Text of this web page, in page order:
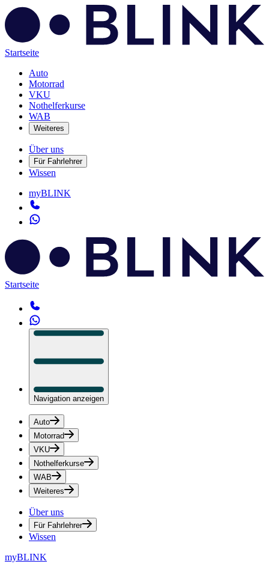
Startseite
Auto
Motorrad
VKU
Nothelferkurse
WAB
Weiteres
Über uns
Für Fahrlehrer
Wissen
myBLINK
Startseite
Navigation anzeigen
Auto
Motorrad
VKU
Nothelferkurse
WAB
Weiteres
Über uns
Für Fahrlehrer
Wissen
myBLINK